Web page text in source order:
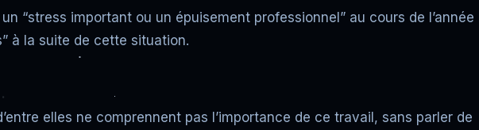
“stress important ou un épuisement professionnel” au cours de l’année
à la suite de cette situation.
elles ne comprennent pas l’importance de ce travail, sans parler de